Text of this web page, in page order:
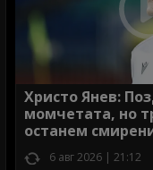
Христо Янев:
момчетата, но
останем
6 авг 2026 | 21:12